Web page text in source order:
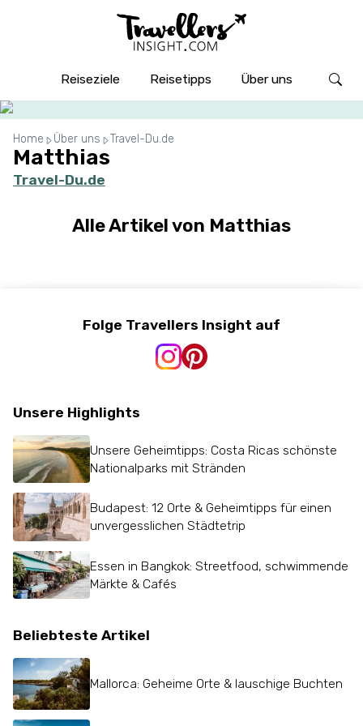
Reiseziele Reisetipps Über uns
Home Über uns Travel-Du.de
Matthias
Travel-Du.de
Alle Artikel von Matthias
Folge Travellers Insight auf
Unsere Highlights
Unsere Geheimtipps: Costa Ricas schönste
Nationalparks mit Stränden
Budapest: 12 Orte & Geheimtipps für einen
unvergesslichen Städtetrip
Essen in Bangkok: Streetfood, schwimmende
Märkte & Cafés
Beliebteste Artikel
Mallorca: Geheime Orte & lauschige Buchten